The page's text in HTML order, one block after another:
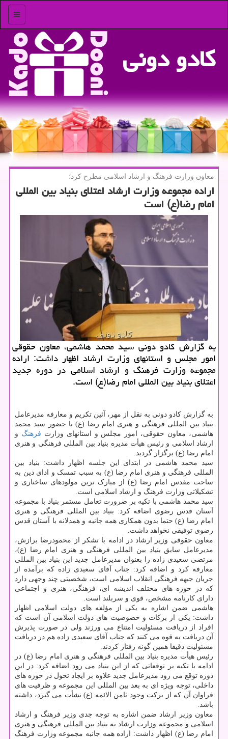
منو
كادو دونی
معاون وزارت فرهنگ و ارشاد اسلامی مطرح كرد؛
اراده مجموعه وزارت ارشاد اعتلای بنیاد بین المللی
امام رضا(ع) است
به گزارش کادو دونی سید محمد هاشمی، معاون حقوقی
امور مجلس و استانهای وزارت ارشاد اظهار داشت: اراده
مجموعه وزارت فرهنگ و ارشاد اسلامی در دوره جدید
اعتلای بنیاد بین المللی امام رضا(ع) است.
به گزارش کادو دونی به نقل از مهر، آئین تکریم و معارفه مدیرعامل
بنیاد بین المللی فرهنگی و هنری امام رضا (ع) با حضور سید محمد
هاشمی، معاون حقوقی، امور مجلس و استانهای وزارت فرهنگ و
ارشاد اسلامی و رئیس هیأت مدیره بنیاد بین المللی فرهنگی و هنری
امام رضا (ع) برگزار گردید.
سید محمد هاشمی در ابتدای این جلسه اظهار داشت: بنیاد بین
المللی فرهنگی و هنری امام رضا (ع) به سبب تمسک و ادای دین به
ساحت مقدس امام رضا (ع) از مبارک ترین مولودهای ساختاری و
تشکیلاتی وزارت فرهنگ و ارشاد اسلامی است.
سید محمد هاشمی با تکیه بر ضرورت تعامل مستمر بنیاد با مجموعه
آستان قدس رضوی اضافه کرد: بنیاد بین المللی فرهنگی و هنری
امام رضا (ع) حتما بدون همکاری همه جانبه و همدلانه با آستان قدس
رضوی توفیقی نخواهد داشت.
معاون حقوقی وزیر ارشاد در ادامه با تشکر از محمودرضا برازش،
مدیرعامل سابق بنیاد بین المللی فرهنگی و هنری امام رضا (ع)،
مرتضی سعیدی زاده را بعنوان مدیرعامل جدید این بنیاد بین المللی
معارفه کرد و اضافه کرد: جناب آقای سعیدی زاده که برآمده از
جریان جبهه فرهنگی انقلاب اسلامی است، شخصیتی چند وجهی دارد
که در حوزه های مختلف اندیشه ای، فرهنگی، هنری و اجتماعی
دارای کارنامه مشخص، قوی و سربلند است.
هاشمی ضمن اشاره به یکی از مؤلفه های دولت اسلامی اظهار
داشت: یکی از برکات و خصوصیت های دولت اسلامی آن است که
افراد از دریافت مسئولیت امتناع می ورزند ولی در صورت پذیرش
آن دریافت به قوه می کنند که جناب آقای سعیدی زاده هم در دریافت
مسئولیت دقیقا همین گونه رفتار کردند.
رئیس هیأت مدیره بنیاد بین المللی فرهنگی و هنری امام رضا (ع) در
ادامه با تکیه بر توقعاتی که از این بنیاد می رود اضافه کرد: در این
دوره توقع می رود مدیرعامل جدید علاوه بر ایجاد تحول در حوزه های
داخلی، توجه ویژه ای به بعد بین المللی این مجموعه و ظرفیت های
فراوان آن که از برکت وجود ثامن الائمه (ع) نشأت می گیرد، داشته
باشد.
معاون وزیر ارشاد ضمن اشاره به توجه جدی وزیر فرهنگ و ارشاد
اسلامی و مجموعه وزارت ارشاد به بنیاد بین المللی فرهنگی و هنری
امام رضا (ع) اظهار داشت: اراده همه جانبه مجموعه وزارت فرهنگ